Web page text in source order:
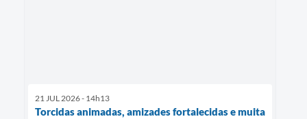
21 JUL 2026 - 14h13
Torcidas animadas, amizades fortalecidas e muita